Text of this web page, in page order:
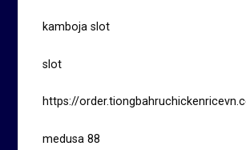
kamboja slot
slot
https://
medusa 88